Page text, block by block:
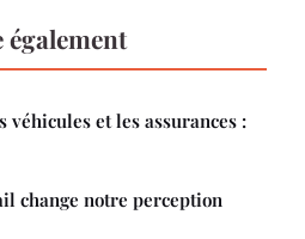
véhicules et les assurances :
change notre perception